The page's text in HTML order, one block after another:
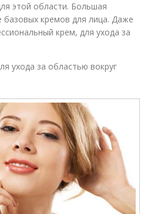
этой области. Большая
базовых кремов для лица. Даже
крем, для ухода за
ухода за областью вокруг